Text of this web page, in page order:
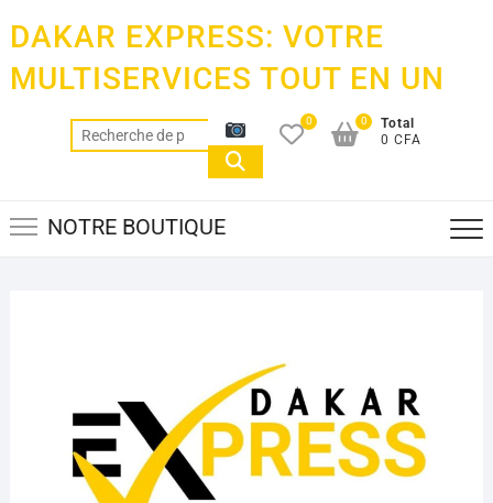
content
DAKAR EXPRESS: VOTRE
MULTISERVICES TOUT EN UN
Recherche
pour :
0
Total
0 CFA
0
NOTRE BOUTIQUE